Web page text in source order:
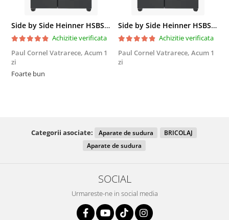
Side by Side Heinner HSBS-HM439NFINVDGWDE++, Total No Frost, Compresor Inverter, Dozator Apa, Display Touch LED, 439 L, Clasa E, Gri Antracit Texturat
Achizitie verificata
Paul Cornel Vatrarece, Acum 1
zi
Foarte bun
Side by Side Heinner HSBS-HM439NFINVDGWDE++, Total No Frost, Compresor Inverter, Dozator Apa, Display Touch LED, 439 L, Clasa E, Gri Antracit Texturat
Achizitie verificata
Paul Cornel Vatrarece, Acum 1
zi
Categorii asociate: Aparate de sudura
BRICOLAJ
Aparate de sudura
SOCIAL
Urmareste-ne in social media